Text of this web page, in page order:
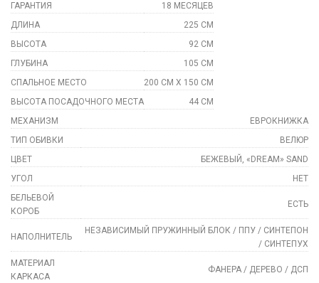
ГАРАНТИЯ
18 МЕСЯЦЕВ
ДЛИНА
225 СМ
ВЫСОТА
92 СМ
ГЛУБИНА
105 СМ
СПАЛЬНОЕ МЕСТО
200 СМ Х 150 СМ
ВЫСОТА ПОСАДОЧНОГО МЕСТА
44 СМ
МЕХАНИЗМ
ЕВРОКНИЖКА
ТИП ОБИВКИ
ВЕЛЮР
ЦВЕТ
БЕЖЕВЫЙ, «DREAM» SAND
УГОЛ
НЕТ
БЕЛЬЕВОЙ
КОРОБ
ЕСТЬ
НАПОЛНИТЕЛЬ
НЕЗАВИСИМЫЙ ПРУЖИННЫЙ БЛОК / ППУ / СИНТЕПОН
/ СИНТЕПУХ
МАТЕРИАЛ
КАРКАСА
ФАНЕРА / ДЕРЕВО / ДСП